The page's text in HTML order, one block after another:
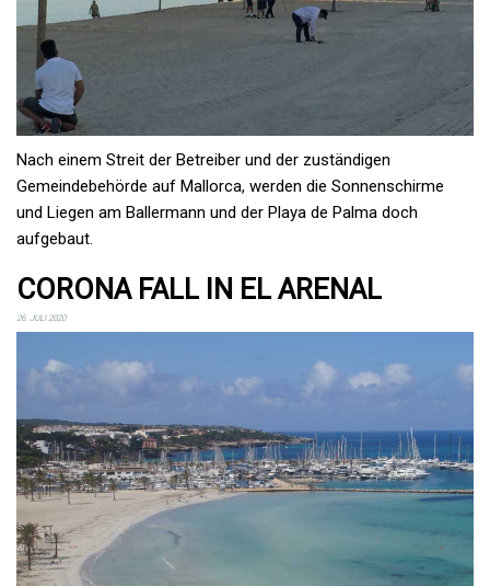
Nach einem Streit der Betreiber und der zuständigen
Gemeindebehörde auf Mallorca, werden die Sonnenschirme
und Liegen am Ballermann und der Playa de Palma doch
aufgebaut.
CORONA FALL IN EL ARENAL
26. JULI 2020